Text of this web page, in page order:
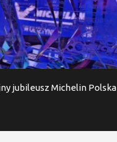
jubileusz Michelin Polska